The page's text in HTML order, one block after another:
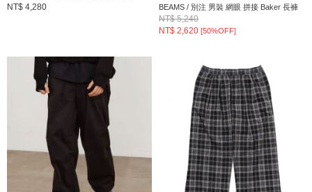
NT$ 4,280
BEAMS / 別注 男裝 網眼 拼接 Baker 長褲
NT$ 5,240
NT$ 2,620[50%OFF]